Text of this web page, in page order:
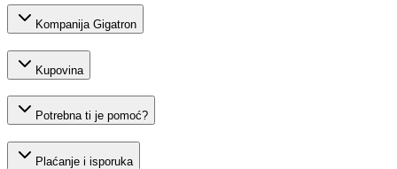
Kompanija Gigatron
Kupovina
Potrebna ti je pomoć?
Plaćanje i isporuka